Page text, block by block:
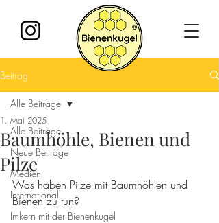
Beitrag
Alle Beiträge
Neue Beiträge
Medien
International
Imkern mit der Bienenkugel
Alle Beiträge
Baumhöhle, Bienen und
Pilze
1. Mai 2025
Was haben Pilze mit Baumhöhlen und
Bienen zu tun?